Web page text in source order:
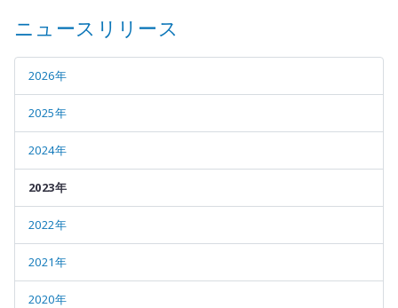
ニュースリリース
2026年
2025年
2024年
2023年
2022年
2021年
2020年